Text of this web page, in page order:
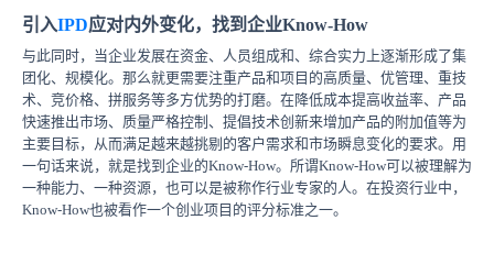
引入IPD应对内外变化，找到企业Know-How
与此同时，当企业发展在资金、人员组成和、综合实力上逐渐形成了集
团化、规模化。那么就更需要注重产品和项目的高质量、优管理、重技
术、竞价格、拼服务等多方优势的打磨。在降低成本提高收益率、产品
快速推出市场、质量严格控制、提倡技术创新来增加产品的附加值等为
主要目标，从而满足越来越挑剔的客户需求和市场瞬息变化的要求。用
一句话来说，就是找到企业的Know-How。所谓Know-How可以被理解为
一种能力、一种资源，也可以是被称作行业专家的人。在投资行业中，
Know-How也被看作一个创业项目的评分标准之一。